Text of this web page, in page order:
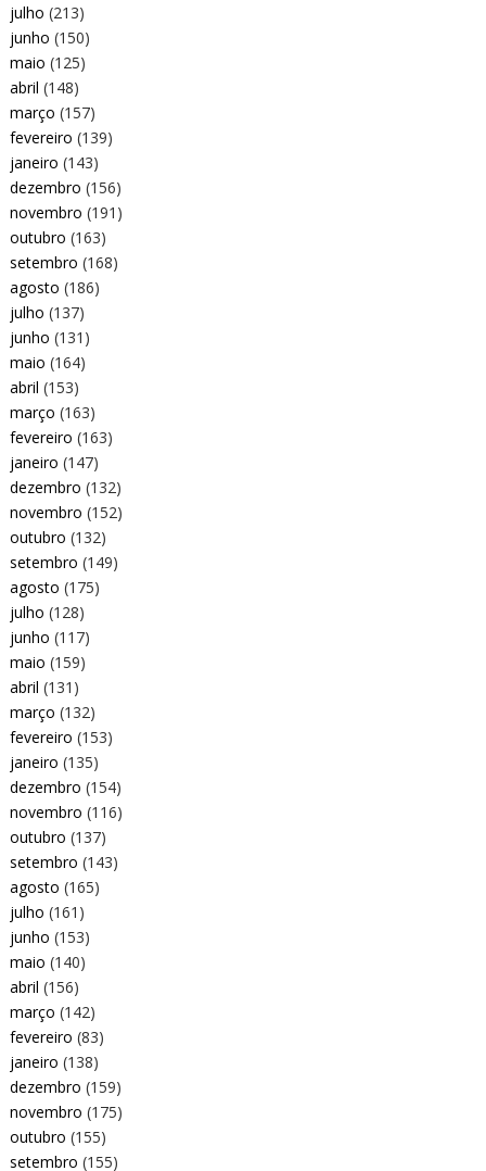
julho (213)
junho (150)
maio (125)
abril (148)
março (157)
fevereiro (139)
janeiro (143)
dezembro (156)
novembro (191)
outubro (163)
setembro (168)
agosto (186)
julho (137)
junho (131)
maio (164)
abril (153)
março (163)
fevereiro (163)
janeiro (147)
dezembro (132)
novembro (152)
outubro (132)
setembro (149)
agosto (175)
julho (128)
junho (117)
maio (159)
abril (131)
março (132)
fevereiro (153)
janeiro (135)
dezembro (154)
novembro (116)
outubro (137)
setembro (143)
agosto (165)
julho (161)
junho (153)
maio (140)
abril (156)
março (142)
fevereiro (83)
janeiro (138)
dezembro (159)
novembro (175)
outubro (155)
setembro (155)